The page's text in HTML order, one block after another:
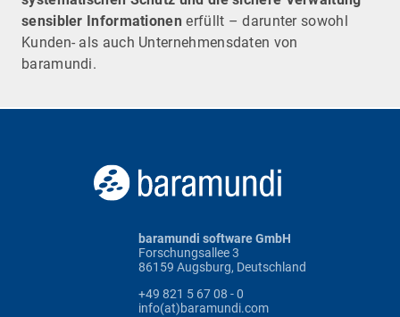
sensibler Informationen erfüllt – darunter sowohl
Kunden- als auch Unternehmensdaten von
baramundi.
baramundi software GmbH
Forschungsallee 3
86159 Augsburg, Deutschland
+49 821 5 67 08 - 0
info(at)baramundi.com